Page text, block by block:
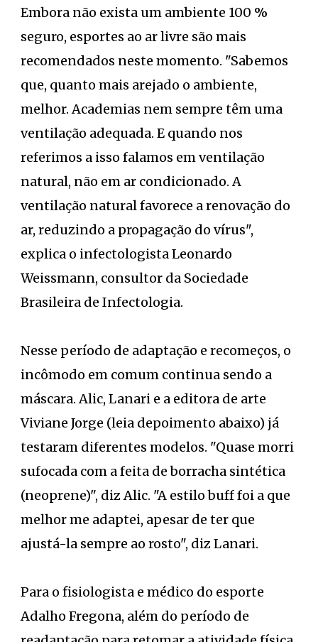
Embora não exista um ambiente 100 %
seguro, esportes ao ar livre são mais
recomendados neste momento. "Sabemos
que, quanto mais arejado o ambiente,
melhor. Academias nem sempre têm uma
ventilação adequada. E quando nos
referimos a isso falamos em ventilação
natural, não em ar condicionado. A
ventilação natural favorece a renovação do
ar, reduzindo a propagação do vírus",
explica o infectologista Leonardo
Weissmann, consultor da Sociedade
Brasileira de Infectologia.
Nesse período de adaptação e recomeços, o
incômodo em comum continua sendo a
máscara. Alic, Lanari e a editora de arte
Viviane Jorge (leia depoimento abaixo) já
testaram diferentes modelos. "Quase morri
sufocada com a feita de borracha sintética
(neoprene)", diz Alic. "A estilo buff foi a que
melhor me adaptei, apesar de ter que
ajustá-la sempre ao rosto", diz Lanari.
Para o fisiologista e médico do esporte
Adalho Fregona, além do período de